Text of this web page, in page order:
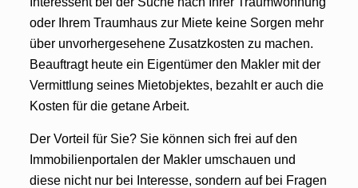
oder Ihrem Traumhaus zur Miete keine Sorgen mehr
über unvorhergesehene Zusatzkosten zu machen.
Beauftragt heute ein Eigentümer den Makler mit der
Vermittlung seines Mietobjektes, bezahlt er auch die
Kosten für die getane Arbeit.
Der Vorteil für Sie? Sie können sich frei auf den
Immobilienportalen der Makler umschauen und
diese nicht nur bei Interesse, sondern auf bei Fragen